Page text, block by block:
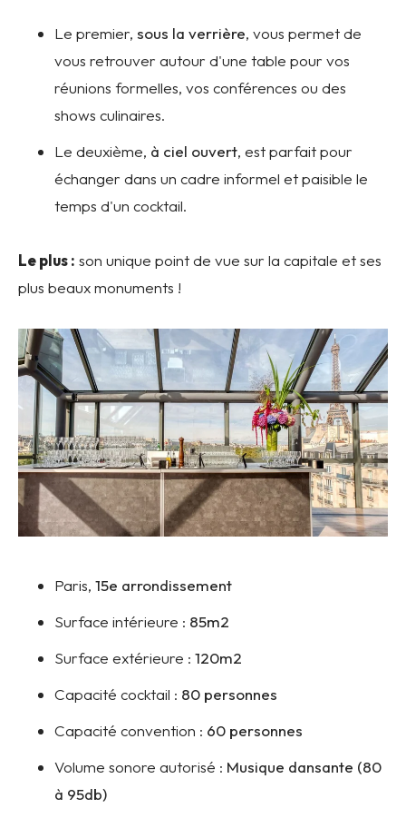
Le premier, sous la verrière, vous permet de
vous retrouver autour d'une table pour vos
réunions formelles, vos conférences ou des
shows culinaires.
Le deuxième, à ciel ouvert, est parfait pour
échanger dans un cadre informel et paisible le
temps d'un cocktail.
Le plus : son unique point de vue sur la capitale et ses
plus beaux monuments !
Paris, 15e arrondissement
Surface intérieure : 85m2
Surface extérieure : 120m2
Capacité cocktail : 80 personnes
Capacité convention : 60 personnes
Volume sonore autorisé : Musique dansante (80
à 95db)